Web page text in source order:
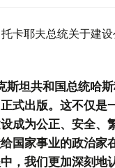
卡耶夫总统关于建
斯坦共和国总统哈
式出版。这不仅是
成为公正、安全、
国家事业的政治家
，我们更加深刻地